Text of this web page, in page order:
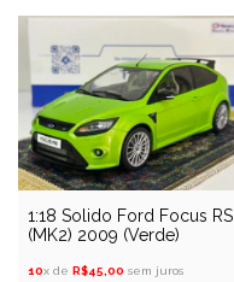
1:18 Solido Ford Focus RS
(MK2) 2009 (Verde)
10x de R$45,00 sem juros